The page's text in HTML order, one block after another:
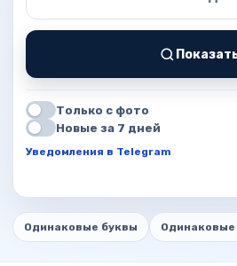
Только с фото
Новые за 7 дней
Уведомления в Telegram
Одинаковые буквы